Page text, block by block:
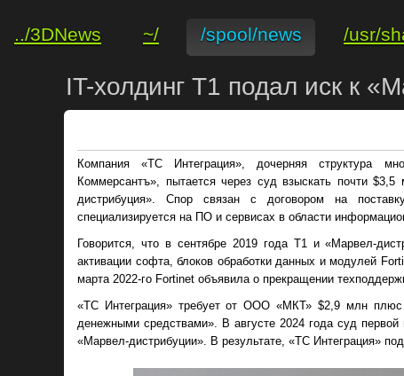
../3DNews ~/ /spool/news /usr/
IT-холдинг Т1 подал иск к
Компания «ТС Интеграция», дочерняя структура
Коммерсантъ», пытается через суд взыскать почти
дистрибуция». Спор связан с договором на
специализируется на ПО и сервисах в области
Говорится, что в сентябре 2019 года Т1 и «Марвел-
активации софта, блоков обработки данных и модулей
марта 2022-го Fortinet объявила о прекращении
«ТС Интеграция» требует от ООО «МКТ» $2,9 млн плюс
денежными средствами». В августе 2024 года суд первой
«Марвел-дистрибуции». В результате, «ТС Интеграция»